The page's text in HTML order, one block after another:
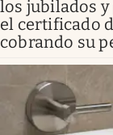
los jubilados
el certificado
cobrando su